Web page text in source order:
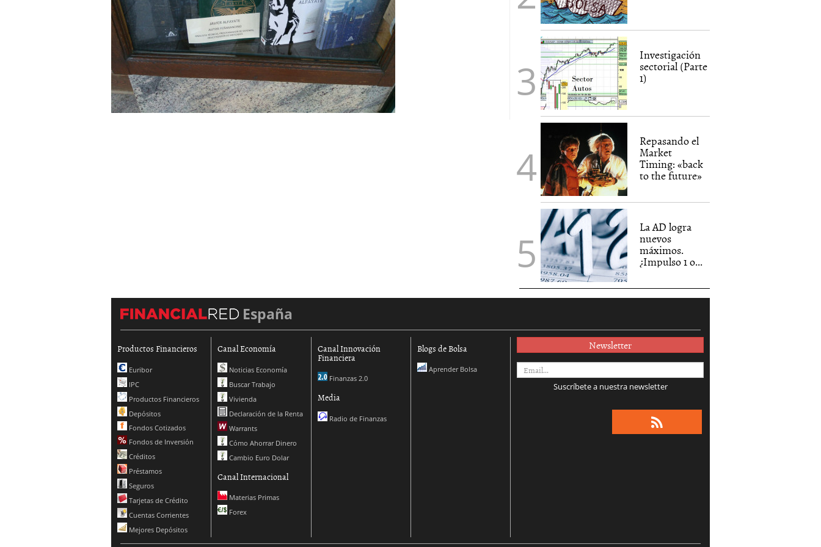
Investigación
sectorial (Parte
1)
Repasando el
Market
Timing: «back
to the future»
La AD logra
nuevos
máximos.
¿Impulso 1 o...
España
Productos Financieros
Euribor
IPC
Productos Financieros
Depósitos
Fondos Cotizados
Fondos de Inversión
Créditos
Préstamos
Seguros
Tarjetas de Crédito
Cuentas Corrientes
Mejores Depósitos
Canal Economía
Noticias Economía
Buscar Trabajo
Vivienda
Declaración de la Renta
Warrants
Cómo Ahorrar Dinero
Cambio Euro Dolar
Canal Internacional
Materias Primas
Forex
Canal Innovación
Financiera
Finanzas 2.0
Media
Radio de Finanzas
Blogs de Bolsa
Aprender Bolsa
Newsletter
Suscríbete a nuestra newsletter